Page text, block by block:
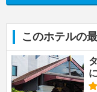
このホテルの